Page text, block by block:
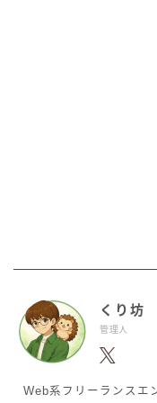
くり坊
管理人
Web系フリーランスエ